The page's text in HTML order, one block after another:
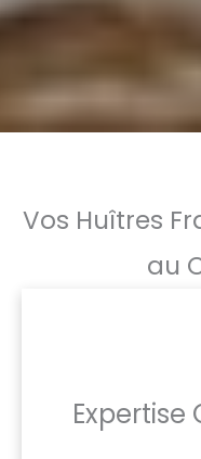
Vos Huîtres
au
Expertise